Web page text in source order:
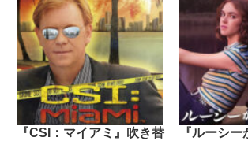
『CSI：マイアミ』吹き替
『ルーシー